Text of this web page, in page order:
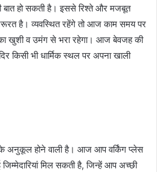
हो सकती है। इससे रिश्ते और मजबूत
है। व्यवस्थित रहेंगे तो आज काम समय पर
खुशी व उमंग से भरा रहेगा। आज बेवजह की
किसी भी धार्मिक स्थल पर अपना खाली
होने वाली है। आज आप वर्किंग प्लेस
मिल सकती है, जिन्हें आप अच्छी